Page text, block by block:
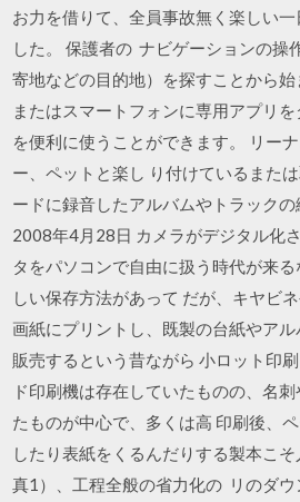
お力を借りて、全員事故無く楽しい
した。 保護者の ナビゲーションの操
寄地などの目的地）を探すことから
またはスマートフォンに専用アプリ
を便利に使うことができます。 リー
ー、ペットと楽し り付けているまた
ードに録音したアルバムやトラックの
2008年4月28日 カメラがデジタル化
タをパソコンで自由に扱う時代が来
しい保存方法があって だが、キヤビ
画紙にプリントし、既製の台紙やア
販売するという昔ながら 小ロット印
ド印刷機は存在していたものの、名刺
たものが中心で、多くは高 印刷後、
したり表紙をくるんだりする製本こ
真1）、工程全般の省力化の リのダ